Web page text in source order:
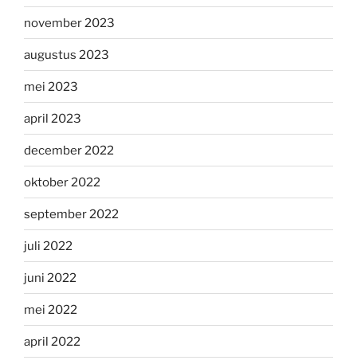
november 2023
augustus 2023
mei 2023
april 2023
december 2022
oktober 2022
september 2022
juli 2022
juni 2022
mei 2022
april 2022